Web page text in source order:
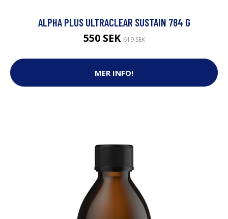
ALPHA PLUS ULTRACLEAR SUSTAIN 784 G
550 SEK619 SEK
MER INFO!